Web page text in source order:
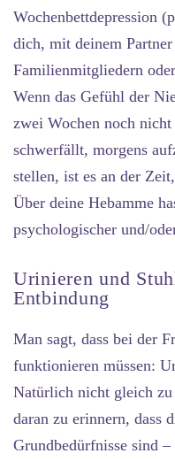
Wochenbettdepression
dich, mit deinem
Familienmitgliedern
Wenn das Gefühl der
zwei Wochen noch
schwerfällt, morgens
stellen, ist es an der
Über deine Hebamme
psychologischer und/
Urinieren und
Entbindung
Man sagt, dass bei der
funktionieren müssen:
Natürlich nicht gleich
daran zu erinnern, dass
Grundbedürfnisse sind